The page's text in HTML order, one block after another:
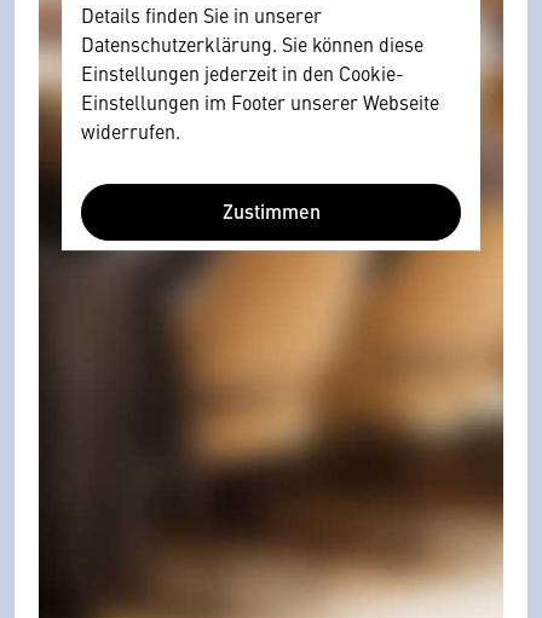
Details finden Sie in unserer
Datenschutzerklärung. Sie können diese
Einstellungen jederzeit in den Cookie-
Einstellungen im Footer unserer Webseite
widerrufen.
Zustimmen